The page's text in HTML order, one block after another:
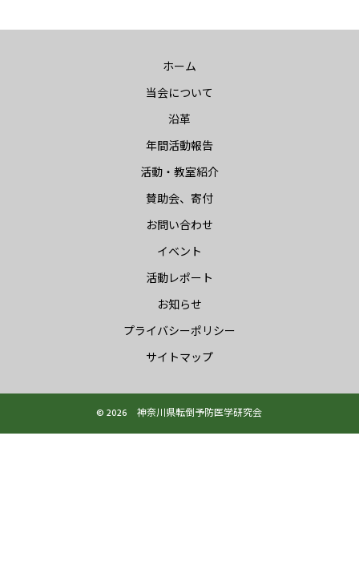
ホーム
当会について
沿革
年間活動報告
活動・教室紹介
賛助会、寄付
お問い合わせ
イベント
活動レポート
お知らせ
プライバシーポリシー
サイトマップ
© 2026 神奈川県転倒予防医学研究会